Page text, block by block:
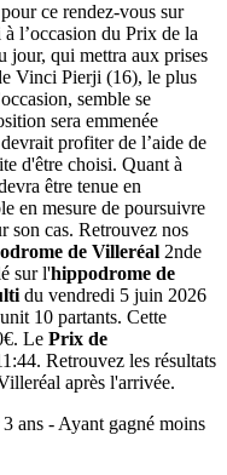
ce rendez-vous sur
l’occasion du Prix de la
qui mettra aux prises
Vinci Pierji (16), le plus
semble se
sera emmenée
profiter de l’aide de
d'être choisi. Quant à
être tenue en
en mesure de poursuivre
son cas. Retrouvez nos
de Villeréal 2nde
sur l'hippodrome de
du vendredi 5 juin 2026
10 partants. Cette
Le Prix de
Retrouvez les résultats
après l'arrivée.
ans - Ayant gagné moins